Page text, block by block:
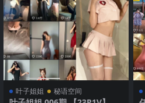
叶子姐姐 秘语空间